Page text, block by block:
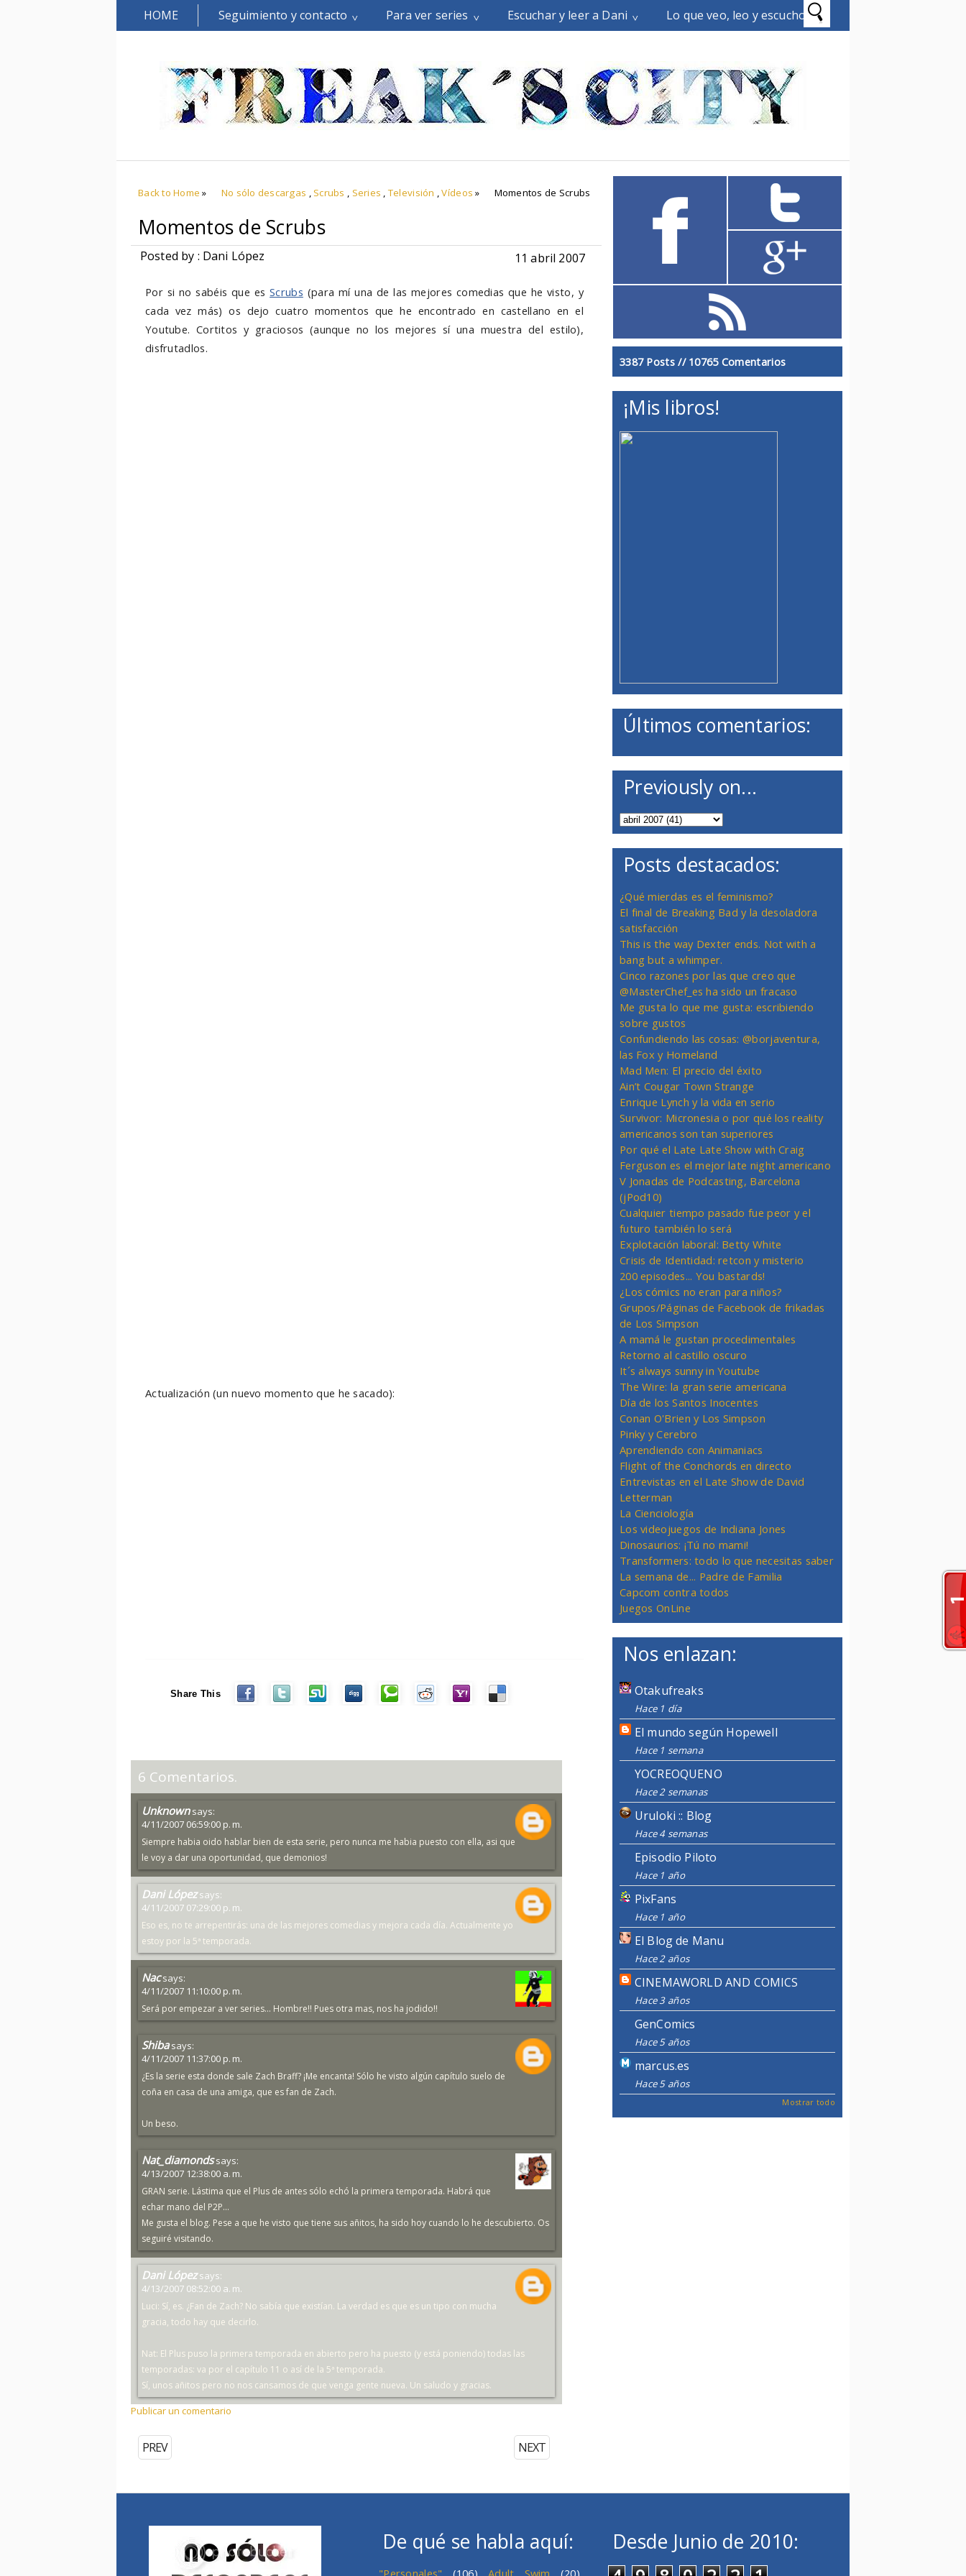
HOME Seguimiento y contacto Para ver series Escuchar y leer a Dani Lo que veo, leo y escucho
Back to Home » No sólo descargas , Scrubs , Series ,Televisión ,Vídeos » Momentos de Scrubs
Momentos de Scrubs
Posted by : Dani López 11 abril 2007
Por si no sabéis que esScrubs (para mí una de las mejores comedias que he visto, y
cada vez más) os dejo cuatro momentos que he encontrado en castellano en el
Youtube. Cortitos y graciosos (aunque no los mejores sí una muestra del estilo),
disfrutadlos.
Actualización (un nuevo momento que he sacado):
Share This
6 Comentarios.
Unknown says:
4/11/2007 06:59:00 p. m.
Siempre habia oido hablar bien de esta serie, pero nunca me habia puesto con ella, asi que
le voy a dar una oportunidad, que demonios!
Dani López says:
4/11/2007 07:29:00 p. m.
Eso es, no te arrepentirás: una de las mejores comedias y mejora cada día. Actualmente yo
estoy por la 5ª temporada.
Nac says:
4/11/2007 11:10:00 p. m.
Será por empezar a ver series... Hombre!! Pues otra mas, nos ha jodido!!
Shiba says:
4/11/2007 11:37:00 p. m.
¿Es la serie esta donde sale Zach Braff? ¡Me encanta! Sólo he visto algún capítulo suelo de
coña en casa de una amiga, que es fan de Zach.
Un beso.
Nat_diamonds says:
4/13/2007 12:38:00 a. m.
GRAN serie. Lástima que el Plus de antes sólo echó la primera temporada. Habrá que
echar mano del P2P...
Me gusta el blog. Pese a que he visto que tiene sus añitos, ha sido hoy cuando lo he descubierto. Os
seguiré visitando.
Dani López says:
4/13/2007 08:52:00 a. m.
Luci: Sí, es. ¿Fan de Zach? No sabía que existían. La verdad es que es un tipo con mucha
gracia, todo hay que decirlo.
Nat: El Plus puso la primera temporada en abierto pero ha puesto (y está poniendo) todas las
temporadas: va por el capítulo 11 o así de la 5ª temporada.
Sí, unos añitos pero no nos cansamos de que venga gente nueva. Un saludo y gracias.
Publicar un comentario
NEXT
PREV
3387 Posts // 10765 Comentarios
¡Mis libros!
Últimos comentarios:
Previously on...
Posts destacados:
¿Qué mierdas es el feminismo?
El final de Breaking Bad y la desoladora
satisfacción
This is the way Dexter ends. Not with a
bang but a whimper.
Cinco razones por las que creo que
@MasterChef_es ha sido un fracaso
Me gusta lo que me gusta: escribiendo
sobre gustos
Confundiendo las cosas: @borjaventura,
las Fox y Homeland
Mad Men: El precio del éxito
Ain’t Cougar Town Strange
Enrique Lynch y la vida en serio
Survivor: Micronesia o por qué los reality
americanos son tan superiores
Por qué el Late Late Show with Craig
Ferguson es el mejor late night americano
V Jonadas de Podcasting, Barcelona
(jPod10)
Cualquier tiempo pasado fue peor y el
futuro también lo será
Explotación laboral: Betty White
Crisis de Identidad: retcon y misterio
200 episodes... You bastards!
¿Los cómics no eran para niños?
Grupos/Páginas de Facebook de frikadas
de Los Simpson
A mamá le gustan procedimentales
Retorno al castillo oscuro
It´s always sunny in Youtube
The Wire: la gran serie americana
Día de los Santos Inocentes
Conan O'Brien y Los Simpson
Pinky y Cerebro
Aprendiendo con Animaniacs
Flight of the Conchords en directo
Entrevistas en el Late Show de David
Letterman
La Cienciología
Los videojuegos de Indiana Jones
Dinosaurios: ¡Tú no mami!
Transformers: todo lo que necesitas saber
La semana de... Padre de Familia
Capcom contra todos
Juegos OnLine
Nos enlazan:
Otakufreaks
Hace 1 día
El mundo según Hopewell
Hace 1 semana
YOCREOQUENO
Hace 2 semanas
Uruloki :: Blog
Hace 4 semanas
Episodio Piloto
Hace 1 año
PixFans
Hace 1 año
El Blog de Manu
Hace 2 años
CINEMAWORLD AND COMICS
Hace 3 años
GenComics
Hace 5 años
marcus.es
Hace 5 años
Mostrar todo
De qué se habla aquí:
"Personales" (106) Adult Swim (20)
Desde Junio de 2010: